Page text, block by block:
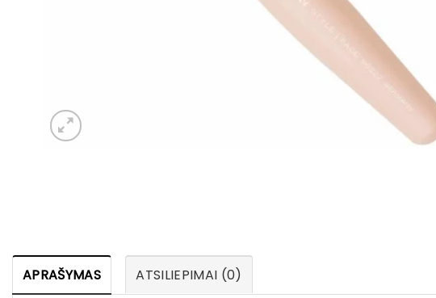
APRAŠYMAS ATSILIEPIMAI (0)